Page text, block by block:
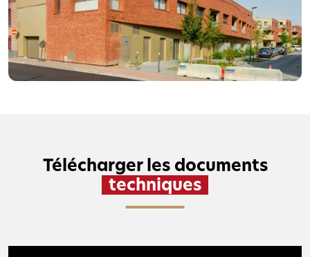
Télécharger les documents
techniques